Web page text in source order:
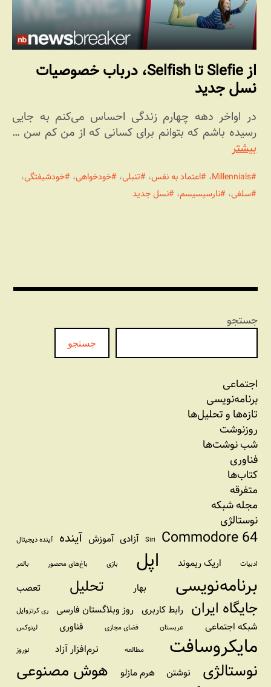
از Slefie تا Selfish، درباب خصوصیات
نسل جدید
در اواخر دهه چهارم زندگی احساس می‌کنم به جایی
رسیده باشم که بتوانم برای کسانی که از من کم سن …
بیشتر
Millennials، اعتماد به نفس، تنبلی، خودخواهی، خودشیفتگی،
سلفی، نارسیسیسم، نسل جدید
جستجو
جستجو
اجتماعی
برنامه‏‌نویسی
تازه‌‌ها و تحلیل‌ها
روزنوشت
شب نوشت‌ها
فناوری
کتاب‌ها
متفرقه
مجله شبکه
نوستالژی
Commodore 64
Siri آزادی آموزش آینده آینده دیجیتال
ادبیات اریک ریموند اپل بازی باغ‌های محصور بالمر
برنامه‌نویسی بهار تحلیل تعصب
جایگاه ایران رابط کاربری روز وبلاگستان فارسی ری کرتزوایل
شبکه اجتماعی عربستان فضای مجازی فناوری لینوکس
مایکروسافت مطالعه نرم‌افزار آزاد نوروز
نوستالژی نوشتن هرم مازلو هوش مصنوعی